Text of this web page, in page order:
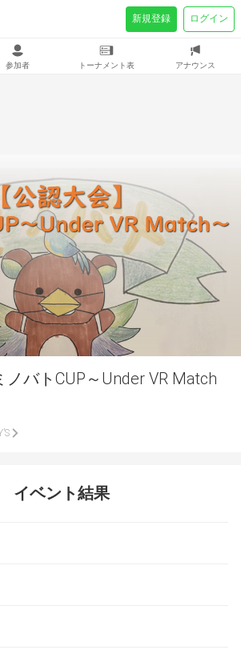
ノバトCUP～Under VR Match
イベント結果
参加者 トーナメント表 アナウンス
新規登録 ログイン